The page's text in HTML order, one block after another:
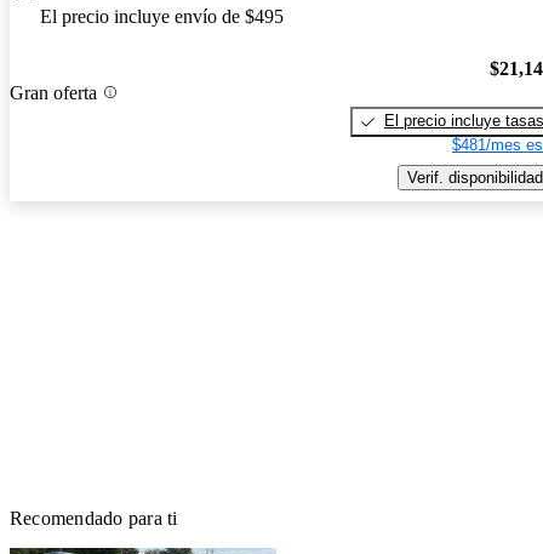
El precio incluye envío de $495
Gran oferta
El precio incluye tasas
$481/mes
Verif. disponibilidad
Recomendado para ti